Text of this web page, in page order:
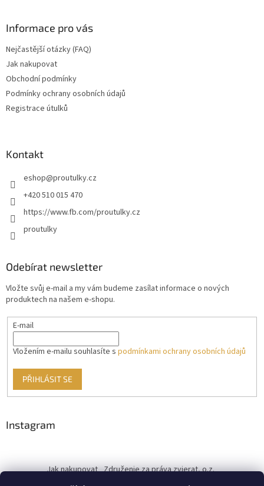
Informace pro vás
Nejčastější otázky (FAQ)
Jak nakupovat
Obchodní podmínky
Podmínky ochrany osobních údajů
Registrace útulků
Kontakt
eshop@proutulky.cz
+420 510 015 470
https://www.fb.com/proutulky.cz
proutulky
Odebírat newsletter
Vložte svůj e-mail a my vám budeme zasílat informace o nových
produktech na našem e-shopu.
E-mail
Vložením e-mailu souhlasíte s podmínkami ochrany osobních údajů
PŘIHLÁSIT SE
Instagram
Jak nakupovat Združenie za práva zvierat, o.z.